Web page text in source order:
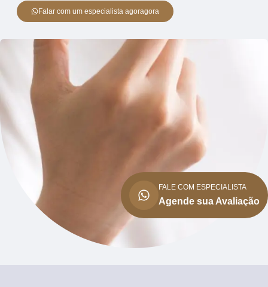
Falar com um especialista agoragora
FALE COM ESPECIALISTA
Agende sua Avaliação